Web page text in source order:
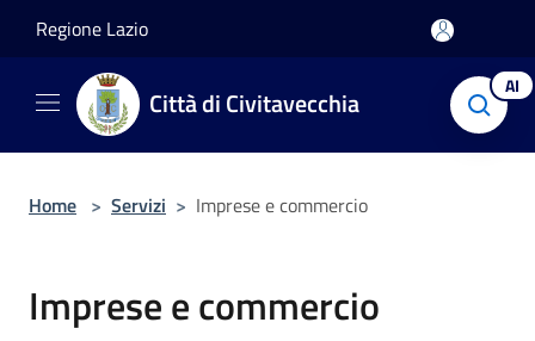
Regione Lazio
Città di Civitavecchia AI
Home > Servizi > Imprese e commercio
Imprese e commercio